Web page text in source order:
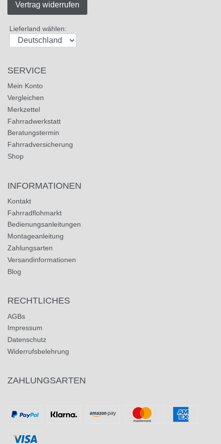
Vertrag widerrufen
Lieferland wählen:
SERVICE
Mein Konto
Vergleichen
Merkzettel
Fahrradwerkstatt
Beratungstermin
Fahrradversicherung
Shop
INFORMATIONEN
Kontakt
Fahrradflohmarkt
Bedienungsanleitungen
Montageanleitung
Zahlungsarten
Versandinformationen
Blog
RECHTLICHES
AGBs
Impressum
Datenschutz
Widerrufsbelehrung
ZAHLUNGSARTEN